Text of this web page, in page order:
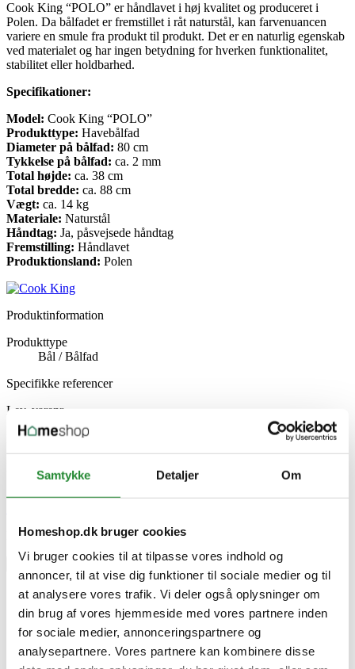
Samtykke Detaljer Om
Homeshop.dk bruger cookies
Vi bruger cookies til at tilpasse vores indhold og
annoncer, til at vise dig funktioner til sociale medier og til
at analysere vores trafik. Vi deler også oplysninger om
din brug af vores hjemmeside med vores partnere inden
for sociale medier, annonceringspartnere og
analysepartnere. Vores partnere kan kombinere disse
Cook King “POLO” er håndlavet i høj kvalitet og produceret i
Polen. Da bålfadet er fremstillet i råt naturstål, kan farvenuancen
variere en smule fra produkt til produkt. Det er en naturlig egenskab
ved materialet og har ingen betydning for hverken funktionalitet,
stabilitet eller holdbarhed.
Specifikationer:
Model: Cook King “POLO”
Produkttype: Havebålfad
Diameter på bålfad: 80 cm
Tykkelse på bålfad: ca. 2 mm
Total højde: ca. 38 cm
Total bredde: ca. 88 cm
Vægt: ca. 14 kg
Materiale: Naturstål
Håndtag: Ja, påsvejsede håndtag
Fremstilling: Håndlavet
Produktionsland: Polen
Produktinformation
Produkttype
Bål / Bålfad
Specifikke referencer
Lev. varenr.
111258
EAN
5902709570660
EAN-13
5902709570660
Ingen kundeanmeldelser for øjeblikket
Cook King “POLO” 80 cm havebålfad